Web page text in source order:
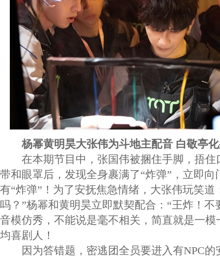
杨幂黄明昊大张伟为斗地主配音 白敬亭
在本期节目中，张国伟被捆住手脚，捂住
带和眼罩后，发现全身裹满了“炸弹”，立即向
有“炸弹”！为了安抚焦急情绪，大张伟玩笑道
吗？”杨幂和黄明昊立即默契配合：“王炸！不
音模仿秀，不能说是毫不相关，简直就是一
均喜剧人！
因为答错题，密逃团全员要进入有NPC的